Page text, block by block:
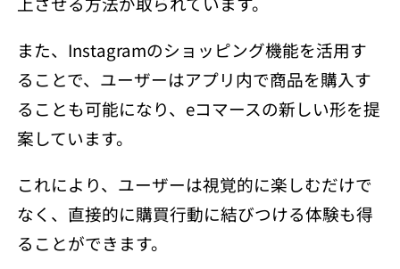
また、Instagramのショッピング機能を活用す
ることで、ユーザーはアプリ内で商品を購入す
ることも可能になり、eコマースの新しい形を提
案しています。
これにより、ユーザーは視覚的に楽しむだけで
なく、直接的に購買行動に結びつける体験も得
ることができます。